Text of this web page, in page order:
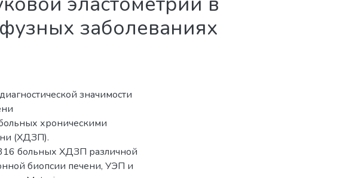
заболеваниях
значимости
хроническими
(ХДЗП).
больных ХДЗП различной
биопсии печени, УЭП и